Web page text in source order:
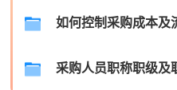
李*
孔**
如何控制采购成本及